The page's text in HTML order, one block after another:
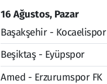
16 Ağustos, Pazar
Başakşehir - Kocaelispor
Beşiktaş - Eyüpspor
Amed - Erzurumspor FK